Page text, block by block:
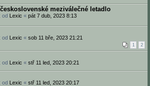
meziválečné letadlo
od Lexic « pát 7 dub, 2023 8:13
od Lexic « sob 11 bře, 2023 21:21
1 2
od Lexic « stř 11 led, 2023 20:21
od Lexic « stř 11 led, 2023 20:17